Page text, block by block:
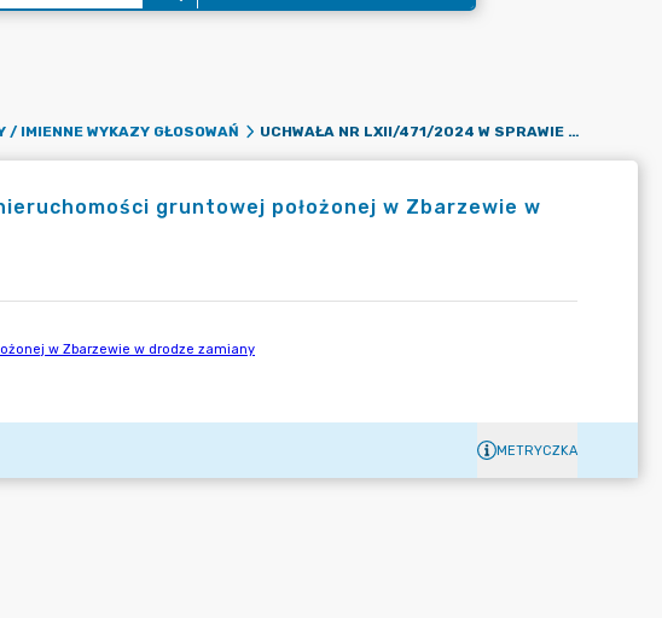
/ IMIENNE WYKAZY GŁOSOWAŃ UCHWAŁA NR LXII/471/2024 W SPRAWIE ZBYCIA NIERUCHOMOŚCI GRUNTOWEJ POŁOŻONEJ W ZBARZEWIE W DRODZE ZAMIANY
gruntowej położonej w Zbarzewie w
METRYCZKA